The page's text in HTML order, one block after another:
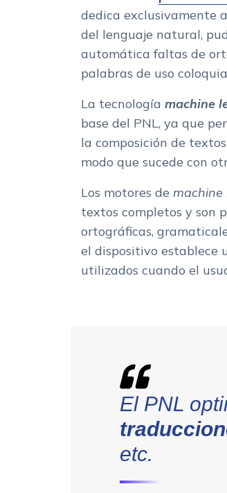
dedica exclusivamente
del lenguaje natural,
automática faltas de
palabras de uso
La tecnología machine
base del PNL, ya que
la composición de
modo que sucede con
Los motores de machine
textos completos y son
ortográficas,
el dispositivo establece
utilizados cuando el
El PNL
etc.